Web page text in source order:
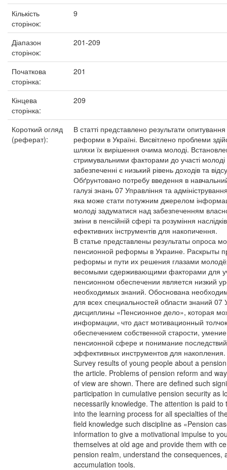
Кількість
сторінок:
9
Діапазон
сторінок:
201-209
Початкова
сторінка:
201
Кінцева
сторінка:
209
Короткий огляд
(реферат):
В статті представлено результати
реформи в Україні. Висвітлено проблеми
шляхи їх вирішення очима молоді.
стримувальними факторами до участі
забезпеченні є низький рівень доходів та
Обґрунтовано потребу введення в
галузі знань 07 Управління та
яка може стати потужним джерелом
молоді задуматися над забезпеченням
зміни в пенсійній сфері та розуміння
ефективних інструментів для накопичення.
В статье представлены результаты опроса
пенсионной реформы в Украине. Раскрыты
реформы и пути их решения глазами
весомыми сдерживающими факторами для
пенсионном обеспечении является низкий
необходимых знаний. Обоснована
для всех специальностей области знаний
дисциплины «Пенсионное дело», которая
информации, что даст мотивационный
обеспечением собственной старости,
пенсионной сфере и понимание
эффективных инструментов для накопления.
Survey results of young people about a
the article. Problems of pension reform and
of view are shown. There are defined such
participation in cumulative pension security as
necessarily knowledge. The attention is paid
into the learning process for all specialties of
field knowledge such discipline as «Pension
information to give a motivational impulse to
themselves at old age and provide them with
pension realm, understand the consequences,
accumulation tools.